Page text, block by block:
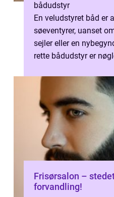
bådudstyr
En veludstyret båd er
søeventyrer, uanset
sejler eller en
rette bådudstyr er
Frisørsalon –
forvandling!